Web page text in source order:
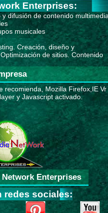
Enterprises:
difusión de contenido
musicales
Creación, diseño y
de sitios. Contenido
recomienda, Mozilla Firefox,IE Vr
y Javascript activado.
Enterprises
redes sociales: